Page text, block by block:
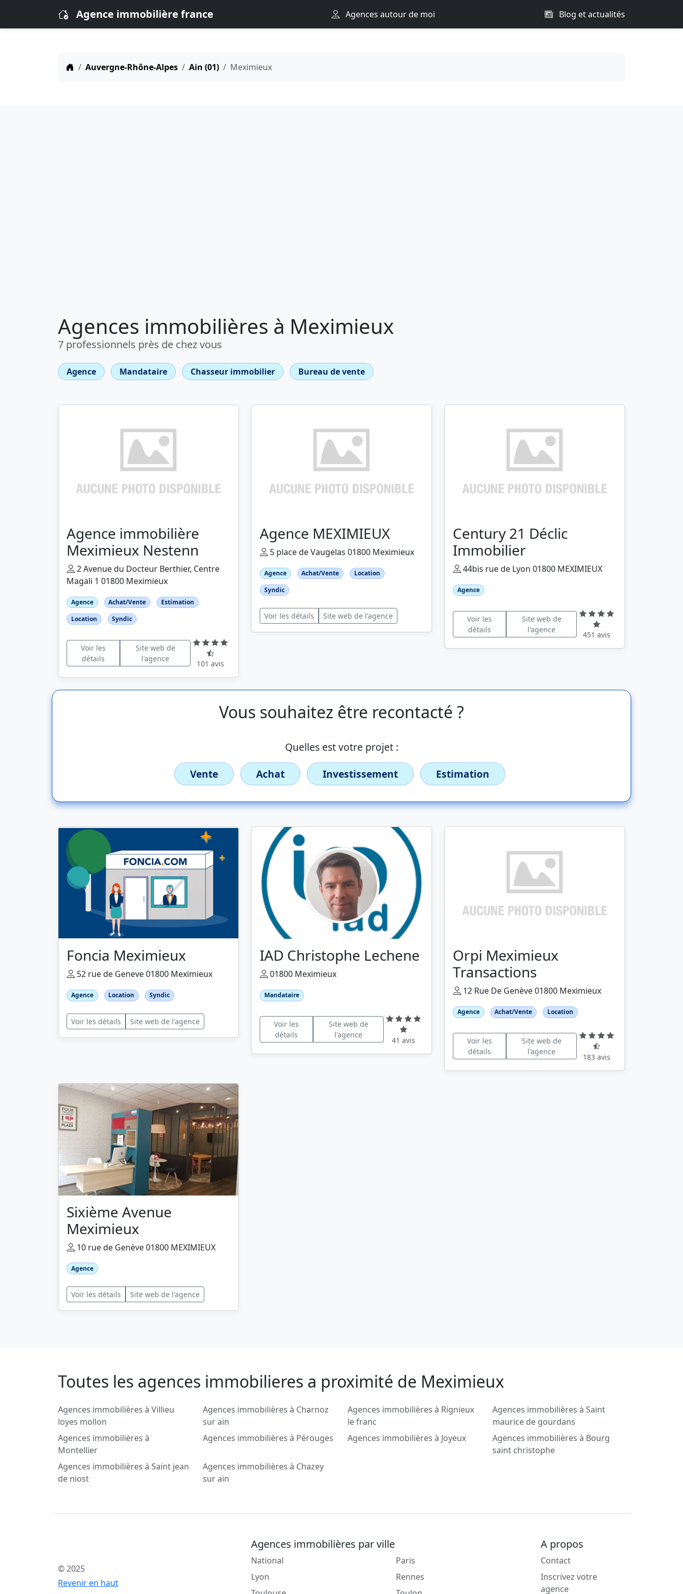
Agence immobilière france Agences autour de moi Blog et actualités
Auvergne-Rhône-Alpes Ain (01) Meximieux
Agences immobilières à Meximieux
7 professionnels près de chez vous
Agence Mandataire Chasseur immobilier Bureau de vente
Agence immobilière
Meximieux Nestenn
2 Avenue du Docteur Berthier, Centre
Magali 1 01800 Meximieux
Agence Achat/Vente
Estimation
Location
Syndic
Voir les
détails
Site web de
l'agence
101 avis
Agence MEXIMIEUX
5 place de Vaugelas 01800 Meximieux
Agence Achat/Vente
Location
Syndic
Voir les détails Site web de l'agence
Century 21 Déclic
Immobilier
44bis rue de Lyon 01800 MEXIMIEUX
Agence
Voir les
détails
Site web de
l'agence
451 avis
Vous souhaitez être recontacté ?
Quelles est votre projet :
Vente
Achat Investissement Estimation
Foncia Meximieux
52 rue de Geneve 01800 Meximieux
Agence Location Syndic
Voir les détails Site web de l'agence
IAD Christophe Lechene
01800 Meximieux
Mandataire
Voir les
détails
Site web de
l'agence
41 avis
Orpi Meximieux
Transactions
12 Rue De Genève 01800 Meximieux
Agence Achat/Vente Location
Voir les
détails
Site web de
l'agence
183 avis
Sixième Avenue
Meximieux
10 rue de Genève 01800 MEXIMIEUX
Agence
Voir les détails Site web de l'agence
Toutes les agences immobilieres a proximité de Meximieux
Agences immobilières à Villieu
loyes mollon
Agences immobilières à Charnoz
sur ain
Agences immobilières à Rignieux
le franc
Agences immobilières à Saint
maurice de gourdans
Agences immobilières à
Montellier
Agences immobilières à Pérouges Agences immobilières à Joyeux
Agences immobilières à Bourg
saint christophe
Agences immobilières à Saint jean
de niost
Agences immobilières à Chazey
sur ain
© 2025
Revenir en haut
Agences immobilières par ville
National
Lyon
Paris
Rennes
A propos
Contact
Inscrivez votre
agence